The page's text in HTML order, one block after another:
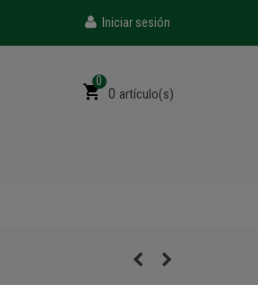
Iniciar sesión
0
0 artículo(s)